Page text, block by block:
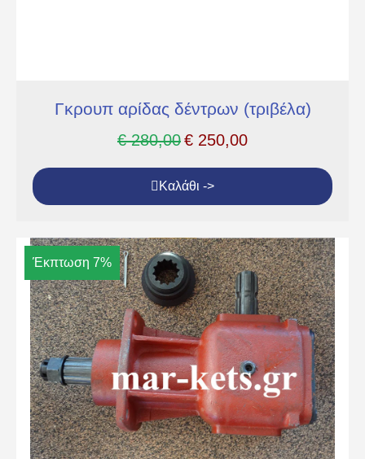
Γκρουπ αρίδας δέντρων (τριβέλα)
€280,00€ 250,00
Καλάθι ->
Έκπτωση 7%